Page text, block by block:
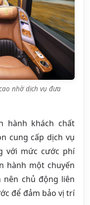
nhờ dịch vụ đưa
hành khách chất
cung cấp dịch vụ
với mức cước phí
hành một chuyến
nên chủ động liên
để đảm bảo vị trí